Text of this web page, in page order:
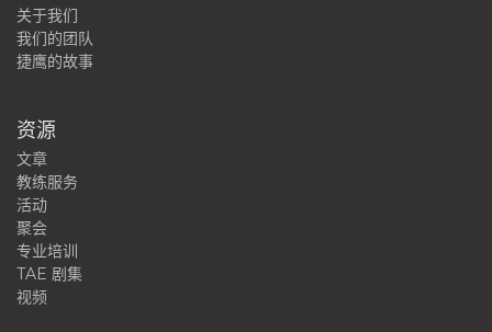
关于我们
我们的团队
捷鹰的故事
资源
文章
教练服务
活动
聚会
专业培训
TAE 剧集
视频